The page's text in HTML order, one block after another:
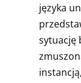
języka
sytuację